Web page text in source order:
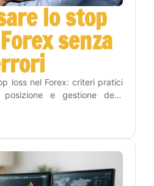
lo stop
senza
loss nel Forex: criteri pratici
e gestione delle